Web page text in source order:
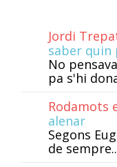
Jordi
saber quin
No
pa s'hi
Rodamots
alenar
Segons
de